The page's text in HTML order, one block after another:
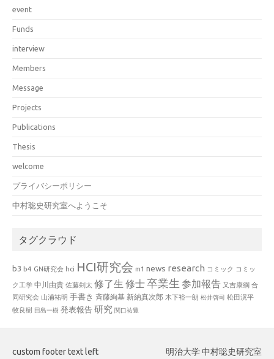
event
Funds
interview
Members
Message
Projects
Publications
Thesis
welcome
プライバシーポリシー
中村聡史研究室へようこそ
タグクラウド
b3 b4 GN研究会 hci HCI研究会 m1 news research コミック コミッ
ク工学 中川由貴 佐藤剣太 修了生 修士卒業生 参加報告 又吉康綱 合
同研究会 山浦祐明 手書き 斉藤絢基 新納真次郎 木下裕一朗 松井啓司 松田滉平
牧良樹 田島一樹 発表報告 研究 関口祐豊
custom footer text left 明治大学 中村聡史研究室